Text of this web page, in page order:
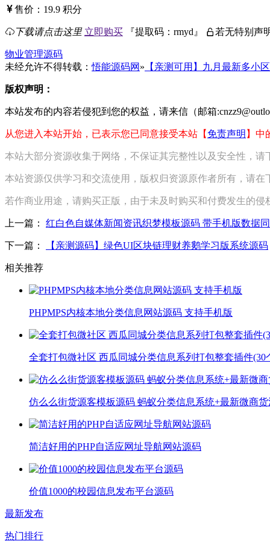
售价： 19.9 积分
下载请点击这里 立即购买 『提取码： rmyd 』 若无特别声
物业管理源码
未经允许不得转载：悟能源码网 » 【亲测可用】九月最新多小
版权声明：
本站发布的内容若侵犯到您的权益，请来信（邮箱
从您进入本站开始，已表示您已同意接受本站【 免责声明 】中
本站大部分资源收集于网络，不保证其完整性以及安全性，请
本站资源仅供学习和交流使用，版权归资源原作者所有，请在
若作商业用途，请购买正版，由于未及时购买和付费发生的侵
上一篇： 红白色自媒体新闻资讯织梦模板源码 带手机版数据
下一篇： 【亲测源码】绿色UI区块链理财养鹅学习版系统源码
相关推荐
PHPMPS内核本地分类信息网站源码 支持手机版
全套打包微社区 西瓜同城分类信息系列打包整套插件(30
仿么么街货源客模板源码 蚂蚁分类信息系统+最新微商
简洁好用的PHP自适应网址导航网站源码
价值1000的校园信息发布平台源码
最新发布
热门排行